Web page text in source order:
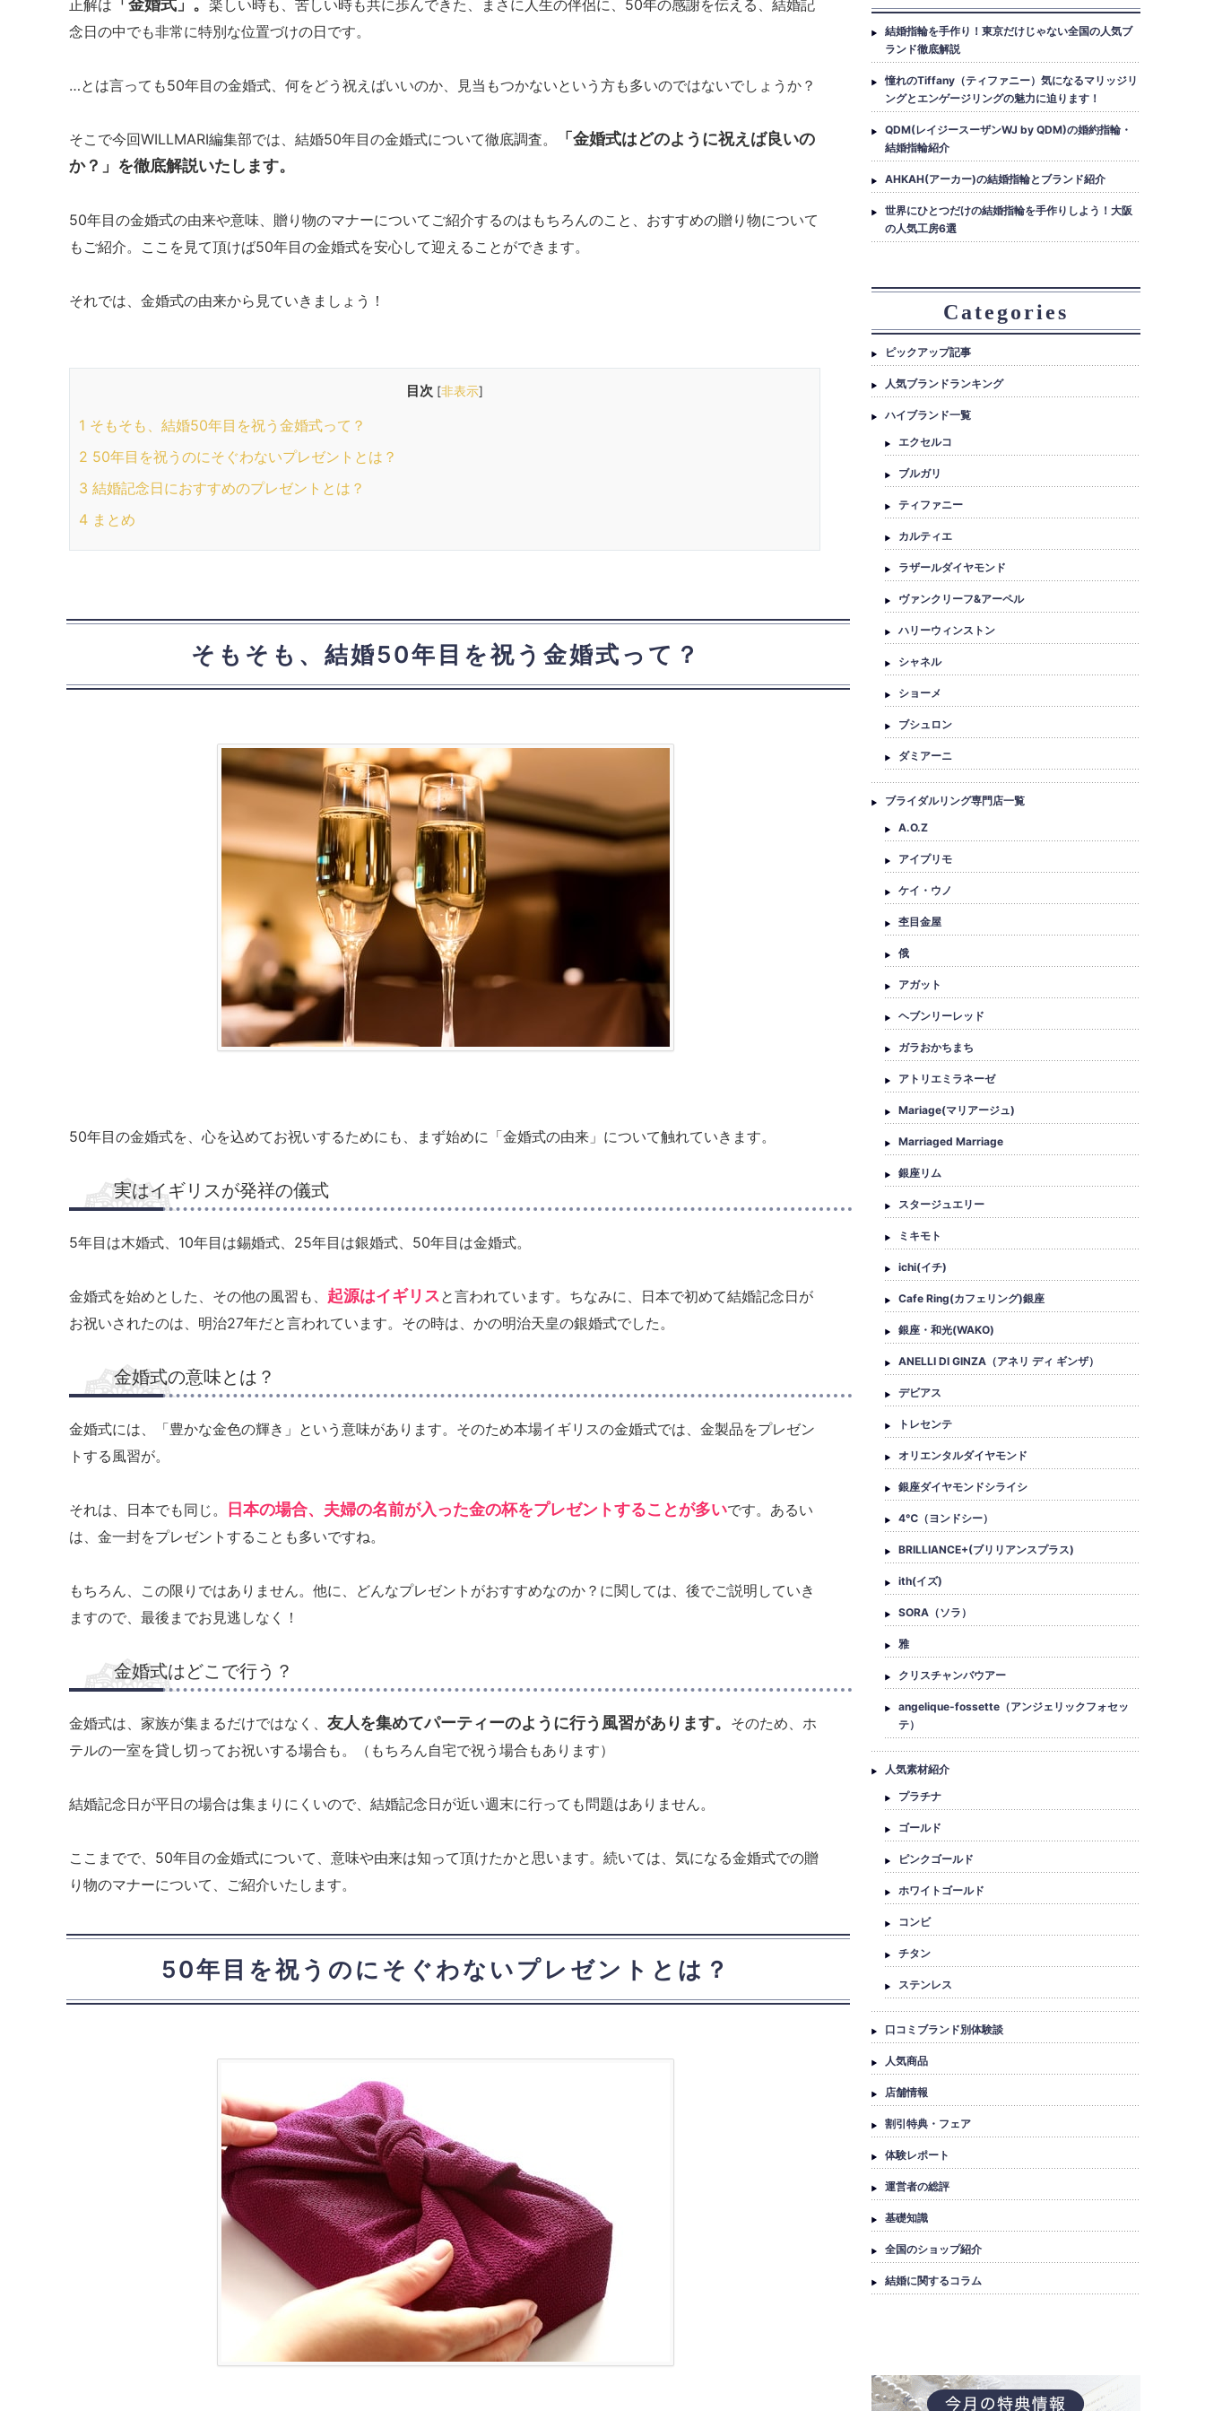
正解は 「金婚式」。 楽しい時も、苦しい時も共に歩んできた、まさに人生の伴侶に、50年の感謝を伝える、結婚記
念日の中でも非常に特別な位置づけの日です。
…とは言っても50年目の金婚式、何をどう祝えばいいのか、見当もつかないという方も多いのではないでしょうか？
そこで今回WILLMARI編集部では、結婚50年目の金婚式について徹底調査。
「金婚式はどのように祝えば良いの
か？」を徹底解説いたします。
50年目の金婚式の由来や意味、贈り物のマナーについてご紹介するのはもちろんのこと、おすすめの贈り物について
もご紹介。ここを見て頂けば50年目の金婚式を安心して迎えることができます。
それでは、金婚式の由来から見ていきましょう！
目次 [非表示]
1 そもそも、結婚50年目を祝う金婚式って？
2 50年目を祝うのにそぐわないプレゼントとは？
3 結婚記念日におすすめのプレゼントとは？
4 まとめ
そもそも、結婚50年目を祝う金婚式って？
50年目の金婚式を、心を込めてお祝いするためにも、まず始めに「金婚式の由来」について触れていきます。
実はイギリスが発祥の儀式
5年目は木婚式、10年目は錫婚式、25年目は銀婚式、50年目は金婚式。
金婚式を始めとした、その他の風習も、 起源はイギリスと言われています。 ちなみに、日本で初めて結婚記念日が
お祝いされたのは、明治27年だと言われています。その時は、かの明治天皇の銀婚式でした。
金婚式の意味とは？
金婚式には、「豊かな金色の輝き」という意味があります。そのため本場イギリスの金婚式では、金製品をプレゼン
トする風習が。
それは、日本でも同じ。 日本の場合、夫婦の名前が入った金の杯をプレゼントすることが多いです。あるい
は、金一封をプレゼントすることも多いですね。
もちろん、この限りではありません。他に、どんなプレゼントがおすすめなのか？に関しては、後でご説明していき
ますので、最後までお見逃しなく！
金婚式はどこで行う？
金婚式は、家族が集まるだけではなく、 友人を集めてパーティーのように行う風習があります。 そのため、ホ
テルの一室を貸し切ってお祝いする場合も。（もちろん自宅で祝う場合もあります）
結婚記念日が平日の場合は集まりにくいので、結婚記念日が近い週末に行っても問題はありません。
ここまでで、50年目の金婚式について、意味や由来は知って頂けたかと思います。続いては、気になる金婚式での贈
り物のマナーについて、ご紹介いたします。
50年目を祝うのにそぐわないプレゼントとは？
結婚指輪を手作り！東京だけじゃない全国の人気ブ
ランド徹底解説
憧れのTiffany（ティファニー）気になるマリッジリ
ングとエンゲージリングの魅力に迫ります！
QDM(レイジースーザンWJ by QDM)の婚約指輪・
結婚指輪紹介
AHKAH(アーカー)の結婚指輪とブランド紹介
世界にひとつだけの結婚指輪を手作りしよう！大阪
の人気工房6選
Categories
ピックアップ記事
人気ブランドランキング
ハイブランド一覧
エクセルコ
ブルガリ
ティファニー
カルティエ
ラザールダイヤモンド
ヴァンクリーフ&アーペル
ハリーウィンストン
シャネル
ショーメ
ブシュロン
ダミアーニ
ブライダルリング専門店一覧
A.O.Z
アイプリモ
ケイ・ウノ
杢目金屋
俄
アガット
ヘブンリーレッド
ガラおかちまち
アトリエミラネーゼ
Mariage(マリアージュ)
Marriaged Marriage
銀座リム
スタージュエリー
ミキモト
ichi(イチ)
Cafe Ring(カフェリング)銀座
銀座・和光(WAKO)
ANELLI DI GINZA（アネリ ディ ギンザ）
デビアス
トレセンテ
オリエンタルダイヤモンド
銀座ダイヤモンドシライシ
4℃（ヨンドシー）
BRILLIANCE+(ブリリアンスプラス)
ith(イズ)
SORA（ソラ）
雅
クリスチャンバウアー
angelique-fossette（アンジェリックフォセッ
テ）
人気素材紹介
プラチナ
ゴールド
ピンクゴールド
ホワイトゴールド
コンビ
チタン
ステンレス
口コミブランド別体験談
人気商品
店舗情報
割引特典・フェア
体験レポート
運営者の総評
基礎知識
全国のショップ紹介
結婚に関するコラム